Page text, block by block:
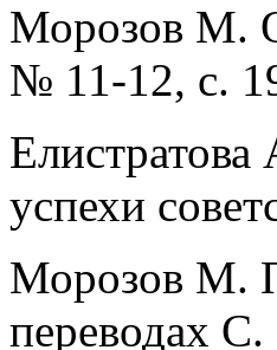
Морозов М.
№ 11-12, с.
успехи
Морозов М.
переводах